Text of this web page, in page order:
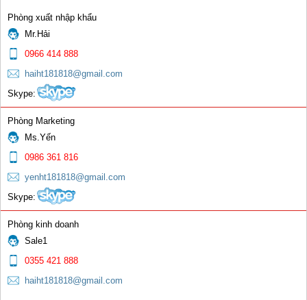
Phòng xuất nhập khẩu
Mr.Hải
0966 414 888
haiht181818@gmail.com
Skype:
Phòng Marketing
Ms.Yến
0986 361 816
yenht181818@gmail.com
Skype:
Phòng kinh doanh
Sale1
0355 421 888
haiht181818@gmail.com